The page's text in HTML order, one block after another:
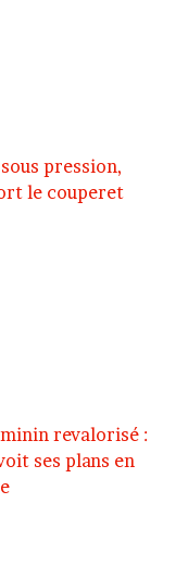
pression,
le couperet
revalorisé :
ses plans en